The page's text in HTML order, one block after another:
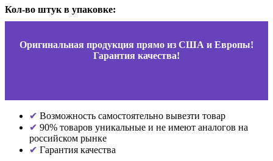
Кол-во штук в упаковке:
Оригинальная продукция прямо из США и Европы!
Гарантия качества!
Возможность самостоятельно вывезти товар
90% товаров уникальные и не имеют аналогов на
российском рынке
Гарантия качества